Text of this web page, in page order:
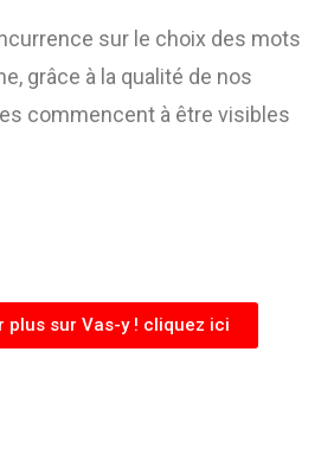
sur le choix des mots
grâce à la qualité de nos
commencent à être visibles
plus sur Vas-y ! cliquez ici